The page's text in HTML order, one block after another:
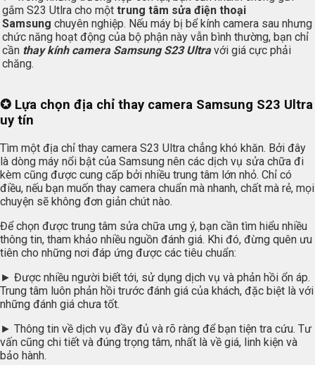
gắm S23 Utlra cho một trung tâm sửa điện thoại
Samsung chuyên nghiệp. Nếu máy bị bể kính camera sau nhưng
chức năng hoạt động của bộ phận này vẫn bình thường, bạn chỉ
cần thay kính camera Samsung S23 Ultravới giá cực phải
chăng.
✪ Lựa chọn địa chỉ thay camera Samsung S23 Ultra
uy tín
Tìm một địa chỉ thay camera S23 Ultra chẳng khó khăn. Bởi đây
là dòng máy nổi bật của Samsung nên các dịch vụ sửa chữa đi
kèm cũng được cung cấp bởi nhiều trung tâm lớn nhỏ. Chỉ có
điều, nếu bạn muốn thay camera chuẩn mà nhanh, chất mà rẻ, mọi
chuyện sẽ không đơn giản chút nào.
Để chọn được trung tâm sửa chữa ưng ý, bạn cần tìm hiểu nhiều
thông tin, tham khảo nhiều nguồn đánh giá. Khi đó, đừng quên ưu
tiên cho những nơi đáp ứng được các tiêu chuẩn:
► Được nhiều người biết tới, sử dụng dịch vụ và phản hồi ổn áp.
Trung tâm luôn phản hồi trước đánh giá của khách, đặc biệt là với
những đánh giá chưa tốt.
► Thông tin về dịch vụ đầy đủ và rõ ràng để bạn tiện tra cứu. Tư
vấn cũng chi tiết và đúng trọng tâm, nhất là về giá, linh kiện và
bảo hành.